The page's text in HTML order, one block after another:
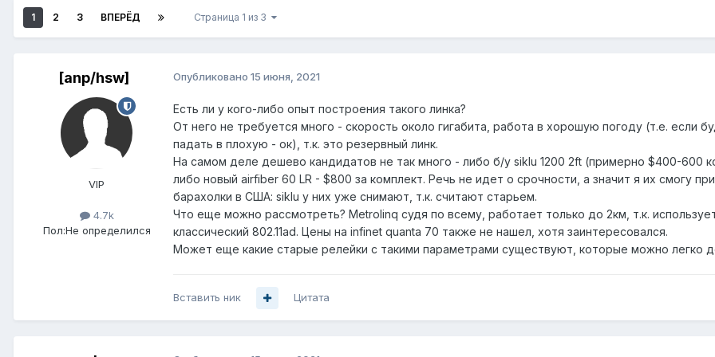
1 2 3 ВПЕРЁД Страница 1 из 3
[anp/hsw]
VIP
4.7k
Пол:Не определился
Опубликовано 15 июня, 2021
Есть ли у кого-либо опыт построения такого линка?
От него не требуется много - скорость около гигабита, работа в хорошую погоду (т.е. если
падать в плохую - ок), т.к. это резервный линк.
На самом деле дешево кандидатов не так много - либо б/у siklu 1200 2ft (примерно $400-600
либо новый airfiber 60 LR - $800 за комплект. Речь не идет о срочности, а значит я их смогу
барахолки в США: siklu у них уже снимают, т.к. считают старьем.
Что еще можно рассмотреть? Metrolinq судя по всему, работает только до 2км, т.к.
классический 802.11ad. Цены на infinet quanta 70 также не нашел, хотя заинтересовался.
Может еще какие старые релейки с такими параметрами существуют, которые можно легко
Вставить ник Цитата